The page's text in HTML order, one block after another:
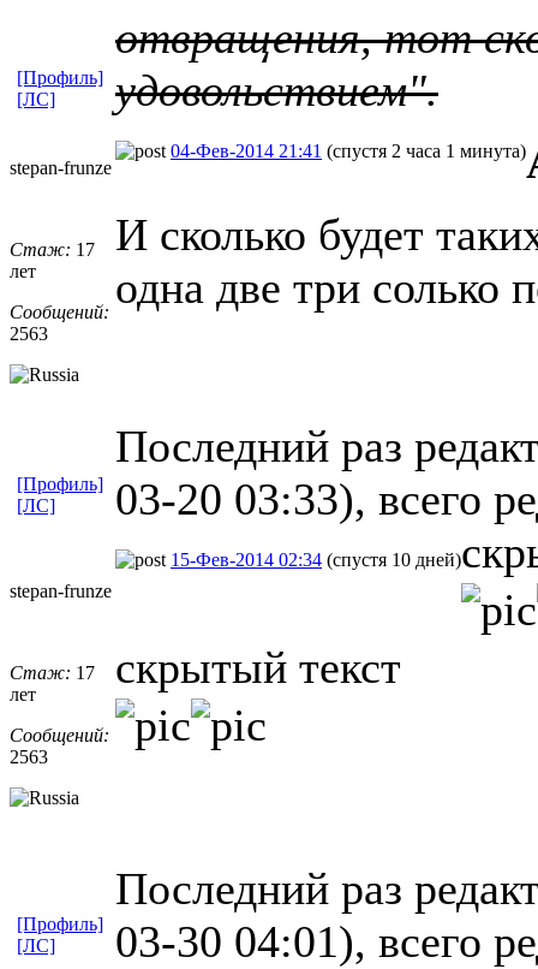
отвращения, тот
удовольствием".
[Профиль]
[ЛС]
stepan-frunz​e
Стаж: 17
лет
Сообщений:
2563
04-Фев-2014 21:41 (спустя 2 часа 1 минута)
И сколько будет
одна две три солько
Последний раз
03-20 03:33), всего
[Профиль]
[ЛС]
stepan-frunz​e
Стаж: 17
лет
Сообщений:
2563
15-Фев-2014 02:34 (спустя 10 дней)
скрытый текст
Последний раз
03-30 04:01), всего
[Профиль]
[ЛС]